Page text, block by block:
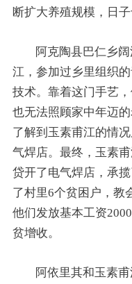
断扩大养殖规模，日
阿克陶县巴仁乡
江，参加过乡里组织
技术。靠着这门手艺
也无法照顾家中年迈
了解到玉素甫江的情
气焊店。最终，玉素
贷开了电气焊店，承
了村里6个贫困户，教
他们发放基本工资
贫增收。
阿依里其和玉素